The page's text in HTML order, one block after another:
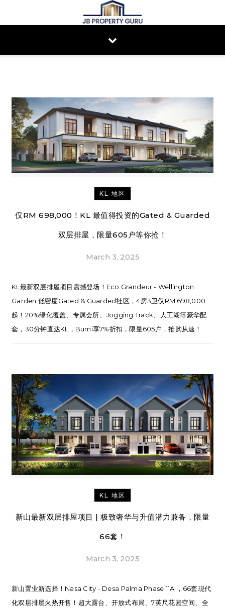
KL 地区
仅RM 698,000！KL 最值得投资的Gated & Guarded
双层排屋，限量605户等你抢！
March 3, 2025
KL最新双层排屋项目震撼登场！Eco Grandeur - Wellington
Garden 低密度Gated & Guarded社区，4房3卫仅RM 698,000
起！20%绿化覆盖、专属会所、Jogging Track、人工湖等豪华配
套，30分钟直达KL，Bumi享7%折扣，限量605户，抢购从速！
KL 地区
新山最新双层排屋项目 | 极致奢华与升值潜力兼备，限量
66套！
March 3, 2025
新山置业新选择！Nasa City - Desa Palma Phase 11A ，66套现代
化双层排屋火热开售！超大露台、开放式布局、7英尺花园空间、全